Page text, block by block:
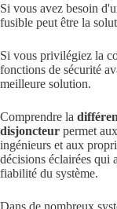
Si vous avez besoin
fusible peut être la
Si vous privilégiez la
fonctions de sécurité
meilleure solution.
Comprendre la
disjoncteur permet
ingénieurs et aux
décisions éclairées qui
fiabilité du système.
Dans de nombreux